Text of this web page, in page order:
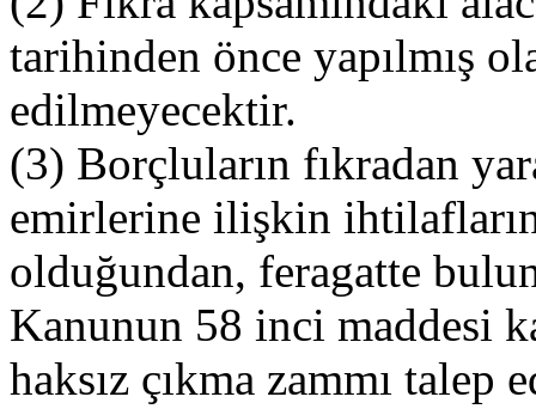
tarihinden önce yapılmış
edilmeyecektir.
(3) Borçluların fıkradan
emirlerine ilişkin
olduğundan, feragatte
Kanunun 58 inci maddesi
haksız çıkma zammı talep